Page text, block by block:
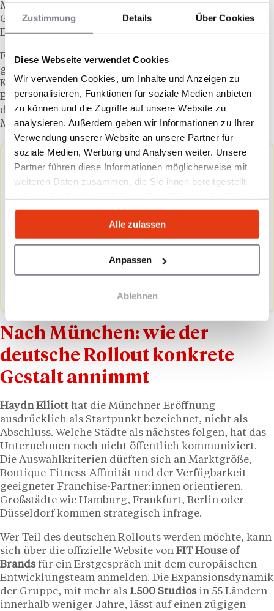
Zustimmung Details Über Cookies
Diese Webseite verwendet Cookies
Wir verwenden Cookies, um Inhalte und Anzeigen zu
personalisieren, Funktionen für soziale Medien anbieten
zu können und die Zugriffe auf unsere Website zu
analysieren. Außerdem geben wir Informationen zu Ihrer
Verwendung unserer Website an unsere Partner für
soziale Medien, Werbung und Analysen weiter. Unsere
Partner führen diese Informationen möglicherweise mit
weiteren Daten zusammen, die Sie ihnen bereitgestellt
gesammelt haben.
Alle zulassen
Anpassen
Ablehnen
Mitgliederzahlen, während klassische
Großfitnessstudios unter zunehmendem
Differenzierungsdruck stehen.
FürFIT House of Brandsbedeutet dieser Kontext ein
günstiges Marktumfeld. Die Nachfrage nach
Konzepten mit klarem Profil und hochwertiger
Betreuung, sei es in der Intensität wie beiF45oder in
der Gelenkschonung wie bei FS8, wächst. Der
Münchner Einstieg zielt bewusst auf dieses Segment.
Gut zu wissen:
Training und VAURA Pilates sind für folgende
Franchise-Partner:innen können sich direkt
über die Website der Gruppe für ein
Erstgespräch mit dem europäischen
Nach München: wie der
deutsche Rollout konkrete
Gestalt annimmt
Haydn Elliotthat die Münchner Eröffnung
ausdrücklich als Startpunkt bezeichnet, nicht als
Abschluss. Welche Städte als nächstes folgen, hat das
Unternehmen noch nicht öffentlich kommuniziert.
Die Auswahlkriterien dürften sich an Marktgröße,
Boutique-Fitness-Affinität und der Verfügbarkeit
geeigneter Franchise-Partner:innen orientieren.
Großstädte wie Hamburg, Frankfurt, Berlin oder
Düsseldorf kommen strategisch infrage.
Wer Teil des deutschen Rollouts werden möchte, kann
sich über die offizielle Website von FIT House of
Brandsfür ein Erstgespräch mit dem europäischen
Entwicklungsteam anmelden. Die Expansionsdynamik
der Gruppe, mit mehr als 1.500 Studiosin 55 Ländern
innerhalb weniger Jahre, lässt auf einen zügigen